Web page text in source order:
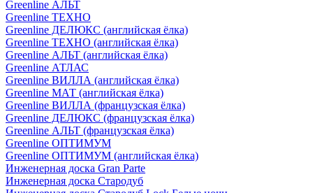
Greenline АЛЬТ
Greenline ТЕХНО
Greenline ДЕЛЮКС (английская ёлка)
Greenline ТЕХНО (английская ёлка)
Greenline АЛЬТ (английская ёлка)
Greenline АТЛАС
Greenline ВИЛЛА (английская ёлка)
Greenline МАТ (английская ёлка)
Greenline ВИЛЛА (французская ёлка)
Greenline ДЕЛЮКС (французская ёлка)
Greenline АЛЬТ (французская ёлка)
Greenline ОПТИМУМ
Greenline ОПТИМУМ (английская ёлка)
Инженерная доска Gran Parte
Инженерная доска Стародуб